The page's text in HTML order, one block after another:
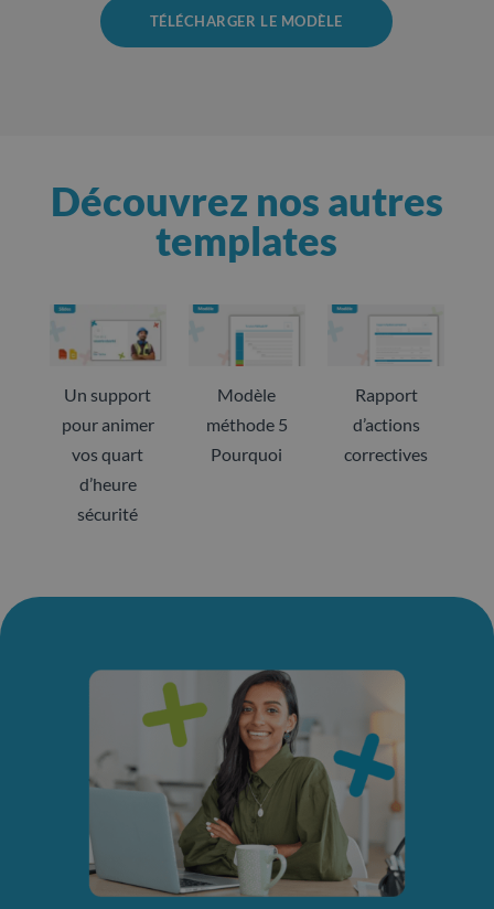
Découvrez nos autres
templates
Un support
pour animer
vos quart
d’heure
sécurité
Modèle
méthode 5
Pourquoi
Rapport
d’actions
correctives